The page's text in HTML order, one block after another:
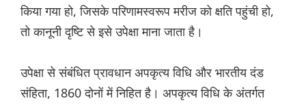
किया गया हो, जिसके परिणामस्वरूप मरीज को क्षति पहुंची हो,
तो कानूनी दृष्टि से इसे उपेक्षा माना जाता है।
उपेक्षा से संबंधित प्रावधान अपकृत्य विधि और भारतीय दंड
संहिता, 1860 दोनों में निहित है। अपकृत्य विधि के अंतर्गत